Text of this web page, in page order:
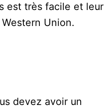
est très facile et leur
Union.
devez avoir un